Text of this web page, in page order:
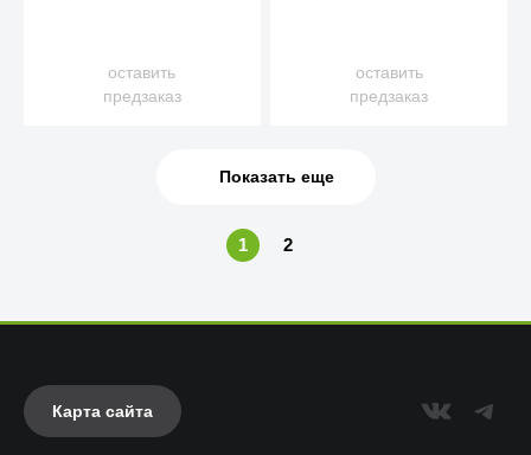
оставить
предзаказ
оставить
предзаказ
Показать еще
1 2
Карта сайта